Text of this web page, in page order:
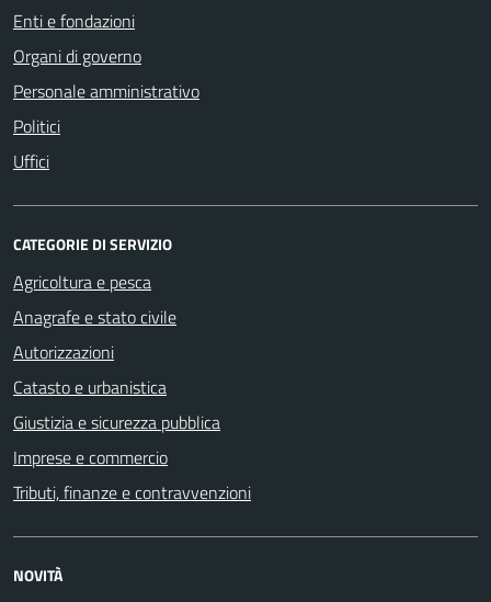
Enti e fondazioni
Organi di governo
Personale amministrativo
Politici
Uffici
CATEGORIE DI SERVIZIO
Agricoltura e pesca
Anagrafe e stato civile
Autorizzazioni
Catasto e urbanistica
Giustizia e sicurezza pubblica
Imprese e commercio
Tributi, finanze e contravvenzioni
NOVITÀ